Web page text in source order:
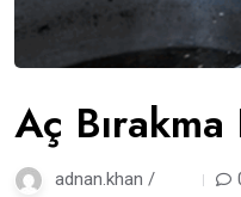
Aç Bırakma
adnan.khan /